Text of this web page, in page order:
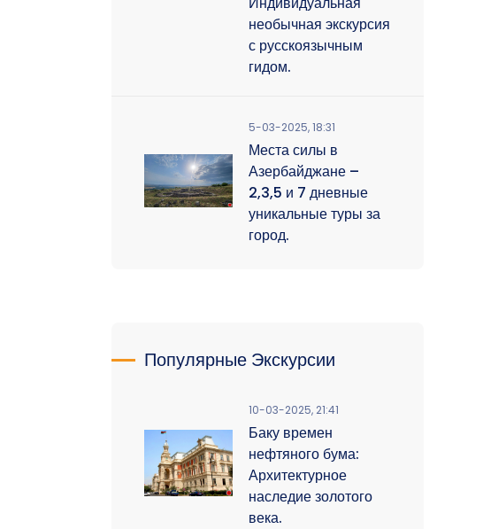
необычная экскурсия
с русскоязычным
гидом.
5-03-2025, 18:31
Места силы в
Азербайджане –
2,3,5 и 7 дневные
уникальные туры за
город.
Популярные Экскурсии
10-03-2025, 21:41
Баку времен
нефтяного бума:
Архитектурное
наследие золотого
века.